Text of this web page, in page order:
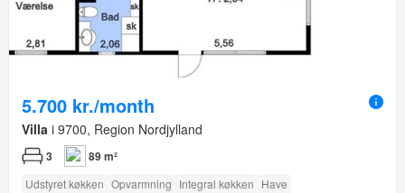
5.700 kr./month
Villa i 9700, Region Nordjylland
3 89 m²
Udstyret køkken Opvarmning Integral køkken Have